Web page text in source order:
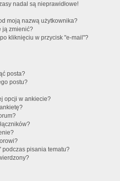
nadal są nieprawidłowe!
moją nazwą użytkownika?
ją zmienić?
kliknięciu w przycisk "e-mail"?
posta?
postu?
opcji w ankiecie?
podczas pisania tematu?